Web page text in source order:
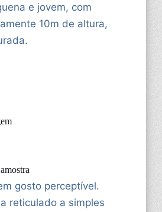
e jovem, com
10m de altura,
gosto perceptível.
reticulado a simples